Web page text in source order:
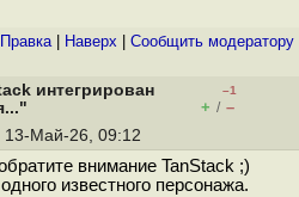
Правка| Наверх Cообщить модератору
интегрирован
–1
+ / –
13-Май-26, 09:12
внимание TanStack ;)
известного персонажа.